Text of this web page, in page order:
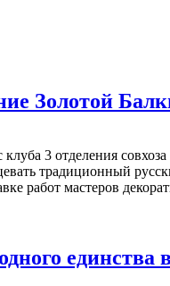
Золотой
3 отделения
традиционный
работ мастеров
единства